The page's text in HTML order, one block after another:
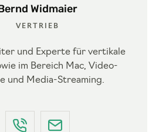
Widmaier
VERTRIEB
und Experte für vertikale
im Bereich Mac, Video-
und Media-Streaming.